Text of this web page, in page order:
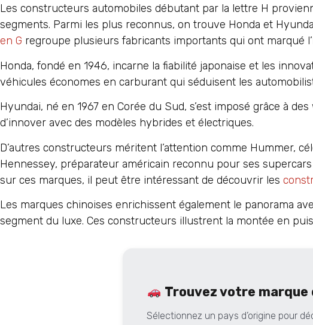
Les constructeurs automobiles débutant par la lettre H
segments. Parmi les plus reconnus, on trouve Honda et
en G regroupe plusieurs fabricants importants qui ont marqué
Honda, fondé en 1946, incarne la fiabilité japonaise et les
véhicules économes en carburant qui séduisent les
Hyundai, né en 1967 en Corée du Sud, s’est imposé grâce à
d’innover avec des modèles hybrides et électriques.
D’autres constructeurs méritent l’attention comme Hummer,
Hennessey, préparateur américain reconnu pour ses
sur ces marques, il peut être intéressant de découvrir les
Les marques chinoises enrichissent également le panorama
segment du luxe. Ces constructeurs illustrent la montée en
Trouvez votre marque
Sélectionnez un pays d’origine pour